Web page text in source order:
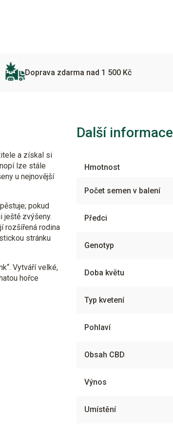
Doprava zdarma nad 1 500 Kč
a získal si
lze stále
u nejnovější
pokud
ještě zvýšeny.
rozšířená rodina
stránku
Vytváří velké,
hořce
Další informace
Hmotnost
Počet semen v balení
Předci
Genotyp
Doba květu
Typ kvetení
Pohlaví
Obsah CBD
Výnos
Umístění